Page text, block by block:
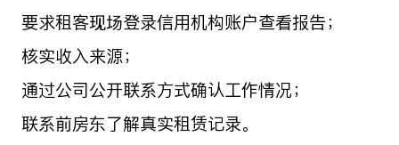
要求租客现场登录信用机构账户查看报告；
核实收入来源；
通过公司公开联系方式确认工作情况；
联系前房东了解真实租赁记录。